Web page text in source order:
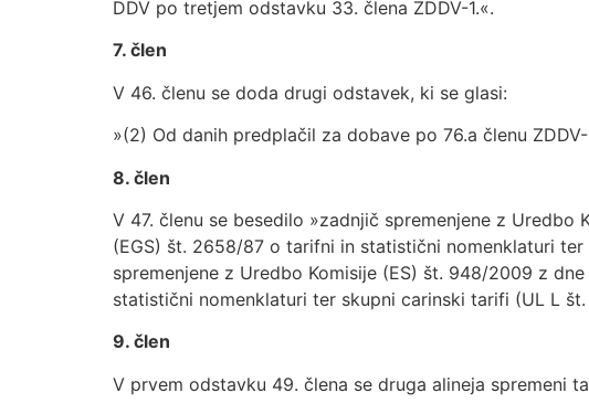
DDV po tretjem odstavku 33. člena ZDDV-1.«.
7. člen
V 46. členu se doda drugi odstavek, ki se glasi:
»(2) Od danih predplačil za dobave po 76.a členu
8. člen
V 47. členu se besedilo »zadnjič spremenjene z
(EGS) št. 2658/87 o tarifni in statistični nomenklaturi
spremenjene z Uredbo Komisije (ES) št. 948/2009 z
statistični nomenklaturi ter skupni carinski tarifi (UL L št.
9. člen
V prvem odstavku 49. člena se druga alineja spremeni